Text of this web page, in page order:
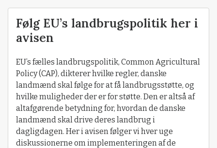
Følg EU’s landbrugspolitik her i
avisen
EU’s fælles landbrugspolitik, Common Agricultural
Policy (CAP), dikterer hvilke regler, danske
landmænd skal følge for at få landbrugsstøtte, og
hvilke muligheder der er for støtte. Den er altså af
altafgørende betydning for, hvordan de danske
landmænd skal drive deres landbrug i
dagligdagen. Her i avisen følger vi hver uge
diskussionerne om implementeringen af de